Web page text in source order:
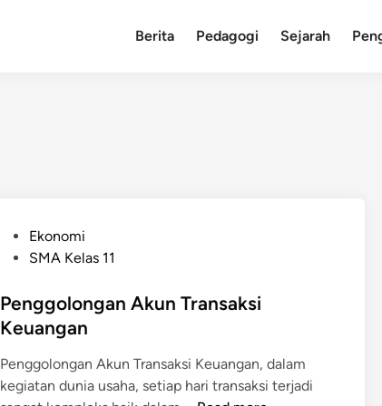
Berita Pedagogi Sejarah
t
e
i
n
Ekonomi
SMA Kelas 11
Penggolongan Akun Transaksi
Keuangan
Penggolongan Akun Transaksi Keuangan, dalam
kegiatan dunia usaha, setiap hari transaksi terjadi